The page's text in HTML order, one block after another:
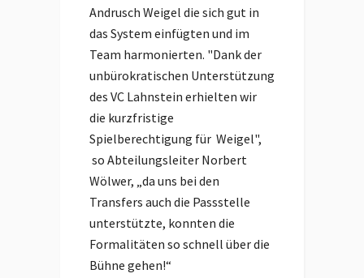
Andrusch Weigel die sich gut in
das System einfügten und im
Team harmonierten. "Dank der
unbürokratischen Unterstützung
des VC Lahnstein erhielten wir
die kurzfristige
Spielberechtigung für Weigel",
so Abteilungsleiter Norbert
Wölwer, „da uns bei den
Transfers auch die Passstelle
unterstützte, konnten die
Formalitäten so schnell über die
Bühne gehen!“